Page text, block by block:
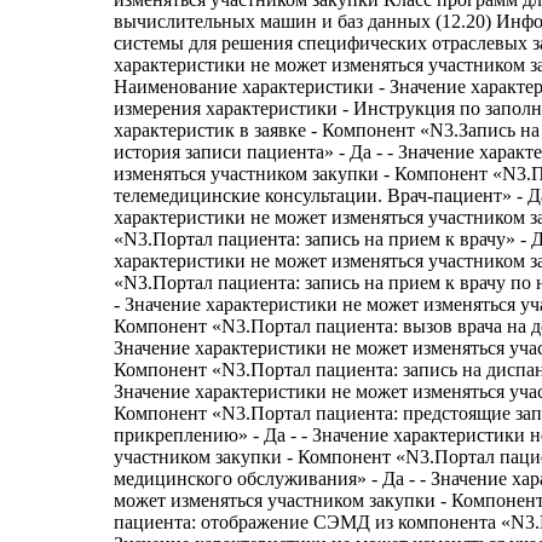
вычислительных машин и баз данных (12.20)
системы для решения специфических отраслевых
характеристики не может изменяться участником
Наименование характеристики - Значение
измерения характеристики - Инструкция по
характеристик в заявке - Компонент «N3.Запись
история записи пациента» - Да - - Значение
изменяться участником закупки - Компонент
телемедицинские консультации. Врач-пациент» -
характеристики не может изменяться участником
«N3.Портал пациента: запись на прием к врачу» -
характеристики не может изменяться участником
«N3.Портал пациента: запись на прием к врачу
- Значение характеристики не может изменяться
Компонент «N3.Портал пациента: вызов врача на
Значение характеристики не может изменяться
Компонент «N3.Портал пациента: запись на
Значение характеристики не может изменяться
Компонент «N3.Портал пациента: предстоящие
прикреплению» - Да - - Значение характеристики
участником закупки - Компонент «N3.Портал
медицинского обслуживания» - Да - - Значение
может изменяться участником закупки -
пациента: отображение СЭМД из компонента